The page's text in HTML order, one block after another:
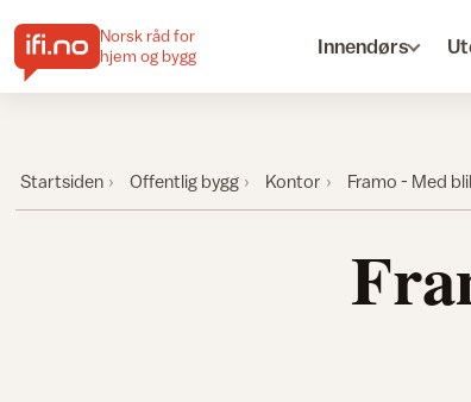
Norsk råd for
hjem og bygg
Innendørs
Startsiden Offentlig bygg Kontor Framo - Med